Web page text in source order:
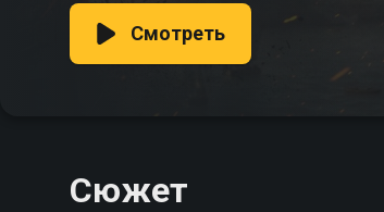
Смотреть
Сюжет